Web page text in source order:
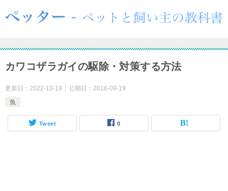
カワコザラガイの駆除・対策する方法
更新日： 2022-10-19 公開日： 2016-09-19
魚
Tweet 0